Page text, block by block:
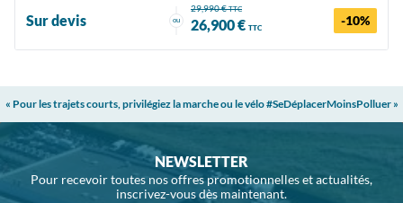
Sur devis ou
29,990 €TTC
26,900 € TTC -10%
« Pour les trajets courts, privilégiez la marche ou le vélo #SeDéplacerMoinsPolluer »
NEWSLETTER
Pour recevoir toutes nos offres promotionnelles et actualités,
inscrivez-vous dès maintenant.